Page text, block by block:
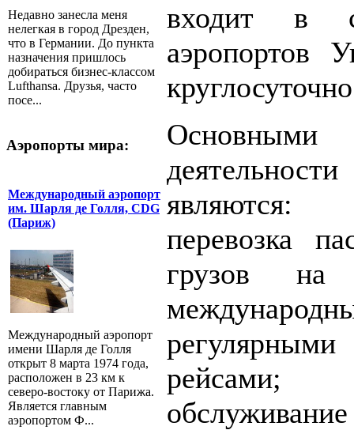
Недавно занесла меня
нелегкая в город Дрезден,
что в Германии. До пункта
назначения пришлось
добираться бизнес-классом
Lufthansa. Друзья, часто
посе...
Аэропорты мира:
Международный аэропорт
им. Шарля де Голля, CDG
(Париж)
Международный аэропорт
имени Шарля де Голля
открыт 8 марта 1974 года,
расположен в 23 км к
северо-востоку от Парижа.
Является главным
аэропортом Ф...
входит в
аэропортов
являются:
перевозка
грузов на
рейсами;